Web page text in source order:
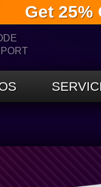
Get 25%